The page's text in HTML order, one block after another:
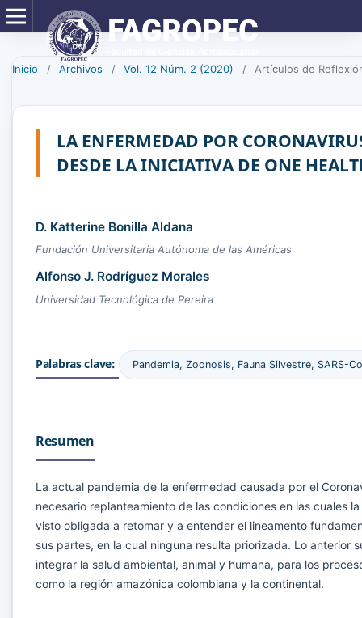
Inicio / Archivos / Vol. 12 Núm. 2 (2020) / Artículos de
LA ENFERMEDAD POR
DESDE LA INICIATIVA DE ONE
D. Katterine Bonilla Aldana
Fundación Universitaria Autónoma de las Américas
Alfonso J. Rodríguez Morales
Universidad Tecnológica de Pereira
Palabras clave: Pandemia, Zoonosis, Fauna Silvestre, SARS-
Resumen
La actual pandemia de la enfermedad causada por el
necesario replanteamiento de las condiciones en las cuales
visto obligada a retomar y a entender el lineamento
sus partes, en la cual ninguna resulta priorizada. Lo anterior
integrar la salud ambiental, animal y humana, para los
como la región amazónica colombiana y la continental.